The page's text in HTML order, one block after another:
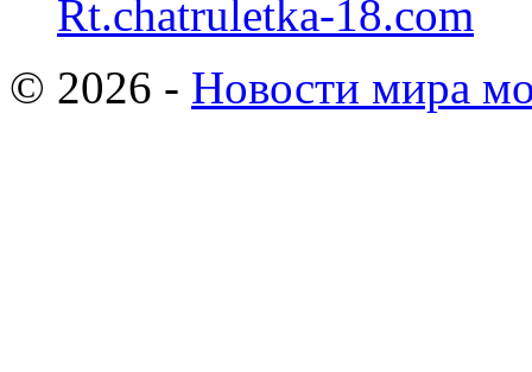
Rt.chatruletka-18.com
© 2026 - Новости мира